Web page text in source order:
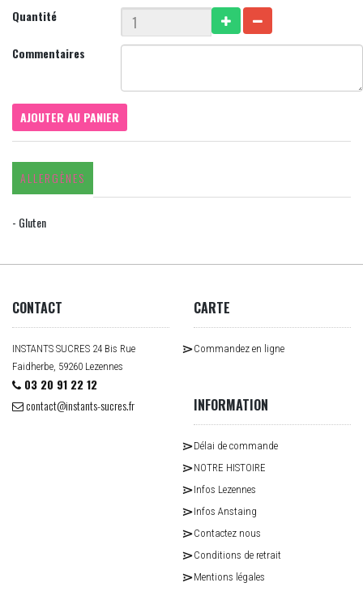
Quantité
Commentaires
AJOUTER AU PANIER
ALLERGÈNES
- Gluten
CONTACT
INSTANTS SUCRES 24 Bis Rue
Faidherbe, 59260 Lezennes
03 20 91 22 12
contact@instants-sucres.fr
CARTE
Commandez en ligne
INFORMATION
Délai de commande
NOTRE HISTOIRE
Infos Lezennes
Infos Anstaing
Contactez nous
Conditions de retrait
Mentions légales